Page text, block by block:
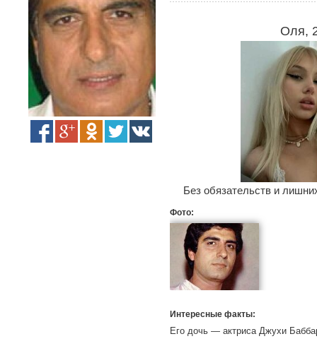
Оля,
Без обязательств и
Фото:
Интересные факты:
Его дочь — актриса Джухи